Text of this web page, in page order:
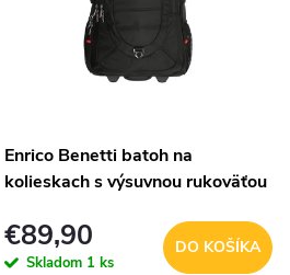
Enrico Benetti batoh na
kolieskach s výsuvnou rukoväťou
€89,90
Skladom 1 ks
DO KOŠÍKA